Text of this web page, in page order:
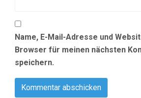
Name, E-Mail-Adresse und
Browser für meinen nächsten
speichern.